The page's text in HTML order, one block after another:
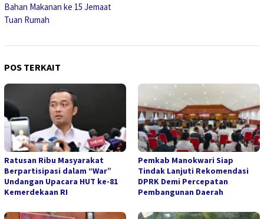
Bahan Makanan ke 15 Jemaat
Tuan Rumah
POS TERKAIT
Ratusan Ribu Masyarakat
Berpartisipasi dalam “War”
Undangan Upacara HUT ke-81
Kemerdekaan RI
Pemkab Manokwari Siap
Tindak Lanjuti Rekomendasi
DPRK Demi Percepatan
Pembangunan Daerah